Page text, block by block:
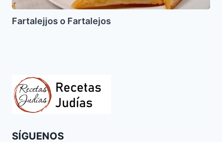
Fartalejjos o Fartalejos
SÍGUENOS